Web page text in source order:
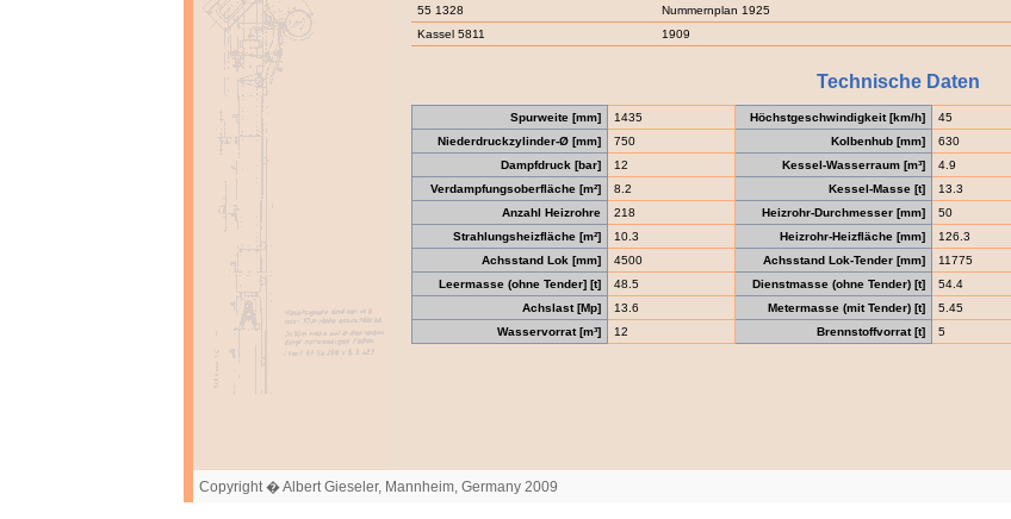
55 1328
Nummernplan 1925
Kassel 5811
1909
Technische Daten
Spurweite [mm] 1435 Höchstgeschwindigkeit [km/h] 45
Niederdruckzylinder-Ø [mm]
750 Kolbenhub [mm] 630
Dampfdruck [bar]
12 Kessel-Wasserraum [m³] 4.9
Verdampfungsoberfläche [m²]
8.2 Kessel-Masse [t] 13.3
Anzahl Heizrohre
218 Heizrohr-Durchmesser [mm] 50
Strahlungsheizfläche [m²]
10.3 Heizrohr-Heizfläche [mm] 126.3
Achsstand Lok [mm]
4500 Achsstand Lok-Tender [mm] 11775
Leermasse (ohne Tender] [t]
48.5 Dienstmasse (ohne Tender) [t] 54.4
Achslast [Mp]
13.6 Metermasse (mit Tender) [t] 5.45
Wasservorrat [m³]
12 Brennstoffvorrat [t] 5
Copyright � Albert Gieseler, Mannheim, Germany 2009